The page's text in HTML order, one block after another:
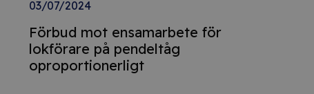
03/07/2024
Förbud mot ensamarbete för
lokförare på pendeltåg
oproportionerligt